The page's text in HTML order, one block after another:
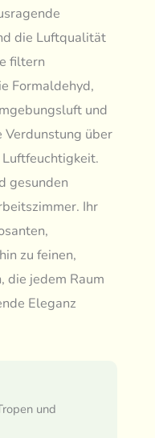
die Luftqualität
filtern
Formaldehyd,
und
Verdunstung über
gesunden
Ihr
zu feinen,
die jedem Raum
Eleganz
und